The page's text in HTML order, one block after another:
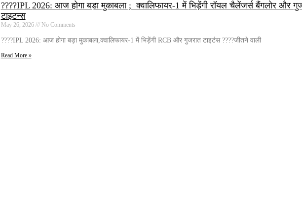
????IPL 2026: आज होगा बड़ा मुकाबला ; क्वालिफायर-1 में भिड़ेंगी रॉयल चैलेंजर्स बैंगलोर और
टाइटन्स
May 26, 2026 No Comments
????IPL 2026: आज होगा बड़ा मुकाबला,क्वालिफायर-1 में भिड़ेंगी RCB और गुजरात टाइटंस ????जीतने वाली
Read More »